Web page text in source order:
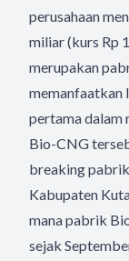
perusahaan
miliar (kurs Rp
merupakan
memanfaatkan
pertama dalam
Bio-CNG
breaking
Kabupaten
mana pabrik
sejak